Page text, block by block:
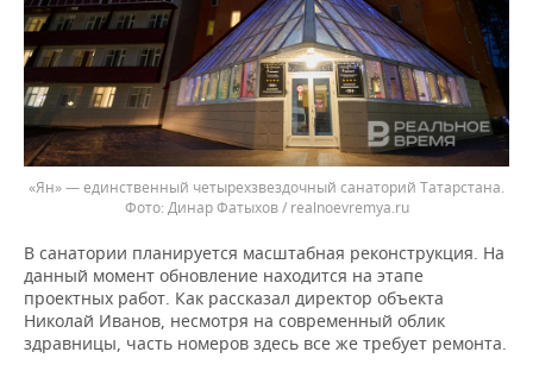
«Ян» — единственный четырехзвездочный санаторий Татарстана.
Динар Фатыхов / realnoevremya.ru
В санатории планируется масштабная реконструкция. На
данный момент обновление находится на этапе
проектных работ. Как рассказал директор объекта
Николай Иванов, несмотря на современный облик
здравницы, часть номеров здесь все же требует ремонта.